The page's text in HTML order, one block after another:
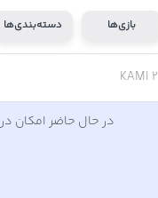
بازی‌ها دسته‌بندی‌ها
KAMI 2
در حال حاضر امکان